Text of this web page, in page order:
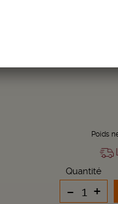
Poids
Quantité
- +